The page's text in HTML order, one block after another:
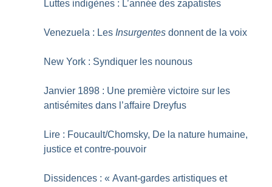
Luttes indigènes : L’année des zapatistes
Venezuela : Les Insurgentes donnent de la voix
New York : Syndiquer les nounous
Janvier 1898 : Une première victoire sur les
antisémites dans l’affaire Dreyfus
Lire : Foucault/Chomsky, De la nature humaine,
justice et contre-pouvoir
Dissidences : « Avant-gardes artistiques et